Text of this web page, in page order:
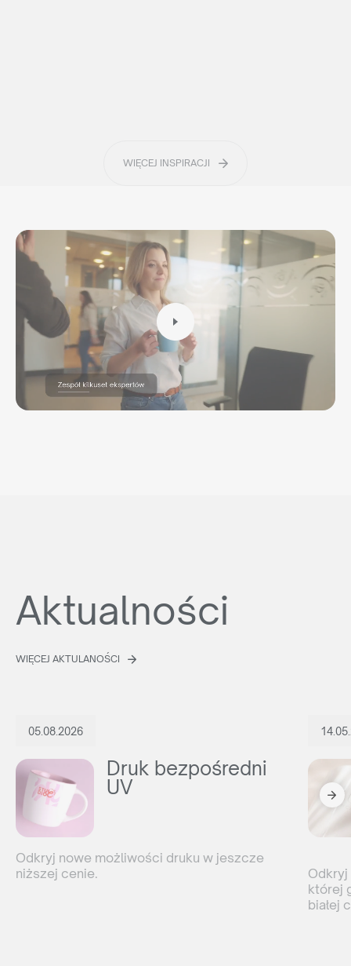
WIĘCEJ INSPIRACJI
Aktualności
WIĘCEJ AKTULANOŚCI
05.08.2026
Druk bezpośredni
UV
Odkryj nowe możliwości druku w jeszcze
niższej cenie.
której
białej